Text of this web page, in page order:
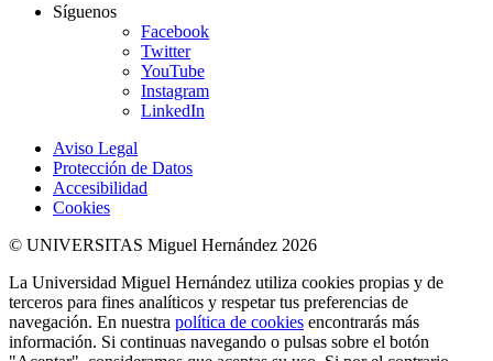
Síguenos
Facebook
Twitter
YouTube
Instagram
LinkedIn
Aviso Legal
Protección de Datos
Accesibilidad
Cookies
© UNIVERSITAS Miguel Hernández 2026
La Universidad Miguel Hernández utiliza cookies propias y de
terceros para fines analíticos y respetar tus preferencias de
navegación. En nuestra política de cookies encontrarás más
información. Si continuas navegando o pulsas sobre el botón